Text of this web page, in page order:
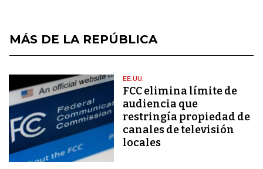
MÁS DE LA REPÚBLICA
EE.UU.
FCC elimina límite de
audiencia que
restringía propiedad de
canales de televisión
locales